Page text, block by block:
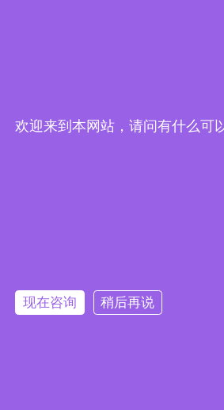
19楼
欢迎来到本网站，请问有什么可
现在咨询 稍后再说